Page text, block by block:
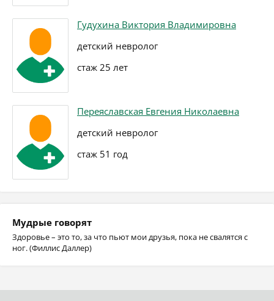
Гудухина Виктория Владимировна
детский невролог
стаж 25 лет
Переяславская Евгения Николаевна
детский невролог
стаж 51 год
Мудрые говорят
Здоровье – это то, за что пьют мои друзья, пока не свалятся с
ног. (Филлис Даллер)